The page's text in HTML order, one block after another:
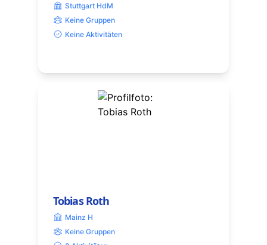
Stuttgart HdM
Keine Gruppen
Keine Aktivitäten
Tobias Roth
Mainz H
Keine Gruppen